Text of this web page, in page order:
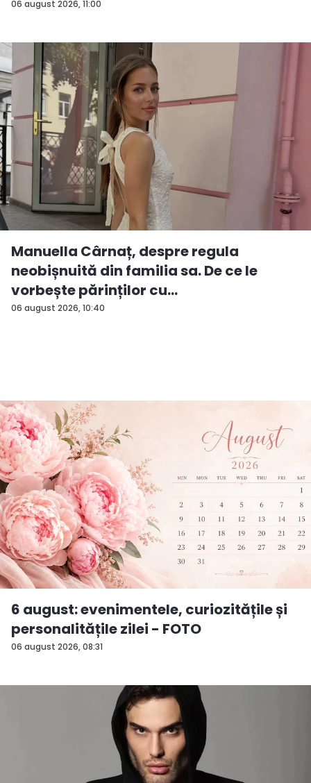
06 august 2026, 11:00
06 august 2026, 10:40
Manuella Cârnaț, despre regula
neobișnuită din familia sa. De ce le
vorbește părinților cu
„dumneavoastră...
06 august 2026, 08:31
6 august: evenimentele, curiozitățile și
personalitățile zilei - FOTO